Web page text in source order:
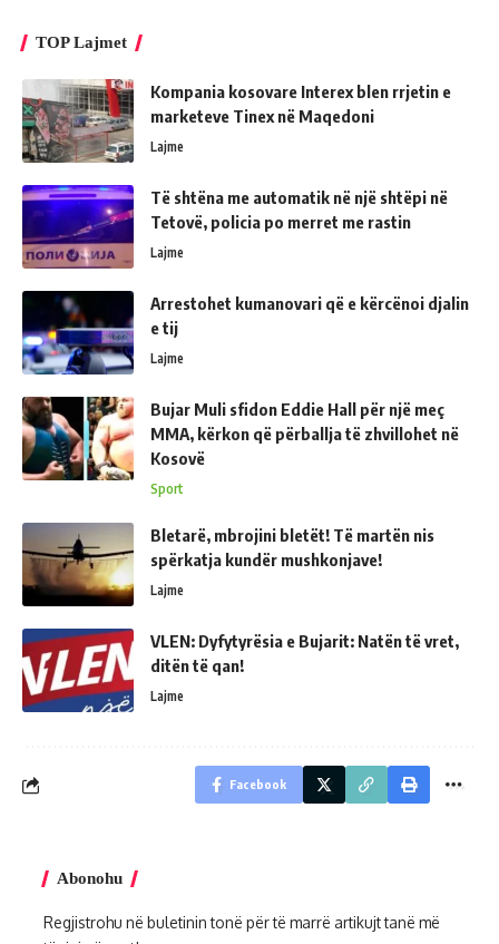
TOP Lajmet
Kompania kosovare Interex blen rrjetin e
marketeve Tinex në Maqedoni
Lajme
Të shtëna me automatik në një shtëpi në
Tetovë, policia po merret me rastin
Lajme
Arrestohet kumanovari që e kërcënoi djalin
e tij
Lajme
Bujar Muli sfidon Eddie Hall për një meç
MMA, kërkon që përballja të zhvillohet në
Kosovë
Sport
Bletarë, mbrojini bletët! Të martën nis
spërkatja kundër mushkonjave!
Lajme
VLEN: Dyfytyrësia e Bujarit: Natën të vret,
ditën të qan!
Lajme
Facebook
Abonohu
Regjistrohu në buletinin tonë për të marrë artikujt tanë më